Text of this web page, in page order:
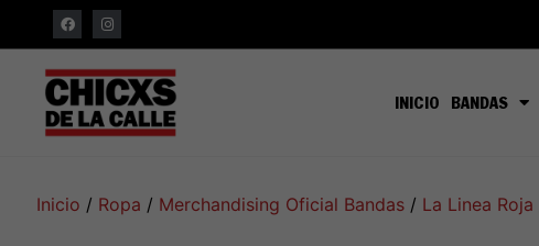
INICIO BANDAS
Inicio / Ropa / Merchandising Oficial Bandas/ La Linea Roja